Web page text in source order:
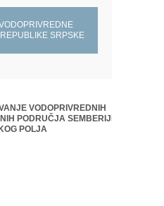
SRPSKE
VODOPRIVREDNIH
PODRUČJA SEMBERIJE,
POLJA